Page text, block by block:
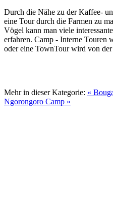
Durch die Nähe zu der Kaffee-
eine Tour durch die Farmen zu
Vögel kann man viele
erfahren. Camp - Interne Touren
oder eine TownTour wird von
Mehr in dieser Kategorie: «
Ngorongoro Camp »